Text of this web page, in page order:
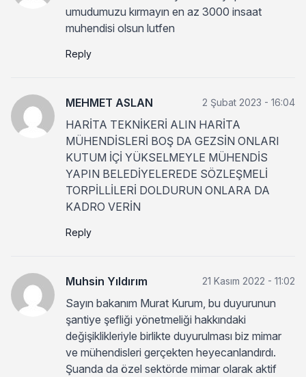
umudumuzu kırmayın en az 3000 insaat
muhendisi olsun lutfen
Reply
MEHMET ASLAN 2 Şubat 2023 - 16:04
HARİTA TEKNİKERİ ALIN HARİTA
MÜHENDİSLERİ BOŞ DA GEZSİN ONLARI
KUTUM İÇİ YÜKSELMEYLE MÜHENDİS
YAPIN BELEDİYELEREDE SÖZLEŞMELİ
TORPİLLİLERİ DOLDURUN ONLARA DA
KADRO VERİN
Reply
Muhsin Yıldırım 21 Kasım 2022 - 11:02
Sayın bakanım Murat Kurum, bu duyurunun
şantiye şefliği yönetmeliği hakkındaki
değişiklikleriyle birlikte duyurulması biz mimar
ve mühendisleri gerçekten heyecanlandırdı.
Şuanda da özel sektörde mimar olarak aktif